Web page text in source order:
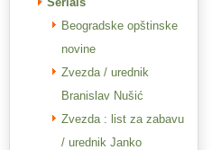
Beogradske opštinske
novine
Zvezda / urednik
Branislav Nušić
Zvezda : list za zabavu
/ urednik Janko